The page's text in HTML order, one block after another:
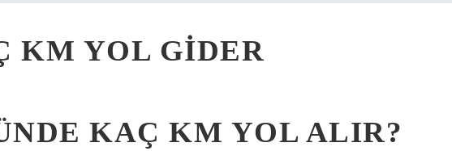
KM YOL GIDER
KAÇ KM YOL ALIR?